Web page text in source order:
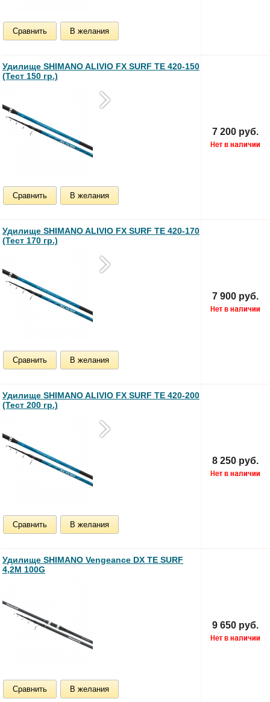
Сравнить В желания
Удилище SHIMANO ALIVIO FX SURF TE 420-150
(Тест 150 гр.)
Сравнить В желания
7 200 руб.
Удилище SHIMANO ALIVIO FX SURF TE 420-170
(Тест 170 гр.)
Сравнить В желания
7 900 руб.
Удилище SHIMANO ALIVIO FX SURF TE 420-200
(Тест 200 гр.)
Сравнить В желания
8 250 руб.
Удилище SHIMANO Vengeance DX TE SURF
4,2M 100G
Сравнить В желания
9 650 руб.